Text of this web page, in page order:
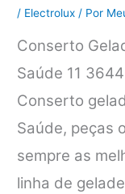
/ Electrolux / Por
Conserto
Saúde 11
Conserto
Saúde, peças
sempre as
linha de